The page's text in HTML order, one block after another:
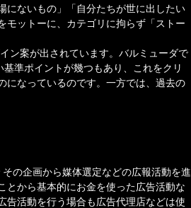
にないもの」「自分たちが世に出したい
モットーに、カテゴリに拘らず「ストー
ン案が出されています。バルミューダで
準ポイントが幾つもあり、これをクリ
になっているのです。一方では、過去の
の企画から媒体選定などの広報活動を進
とから基本的にお金を使った広告活動な
告活動を行う場合も広告代理店などは使